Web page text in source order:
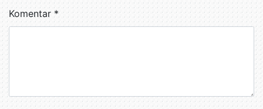
Komentar *